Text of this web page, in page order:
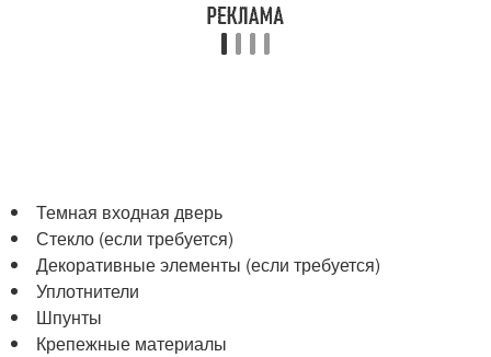
Темная входная дверь
Стекло (если требуется)
Декоративные элементы (если требуется)
Уплотнители
Шпунты
Крепежные материалы